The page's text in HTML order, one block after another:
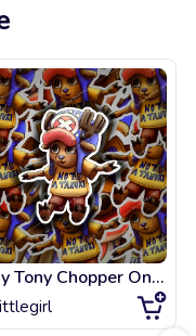
Tony Tony Chopper One Piece